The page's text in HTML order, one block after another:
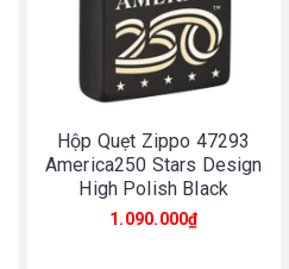
Hộp Quẹt Zippo 47293
America250 Stars Design
High Polish Black
1.090.000₫